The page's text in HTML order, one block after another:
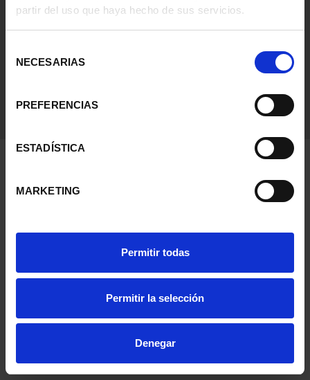
partir del uso que haya hecho de sus servicios.
NECESARIAS
PREFERENCIAS
ESTADÍSTICA
MARKETING
Permitir todas
Permitir la selección
Denegar